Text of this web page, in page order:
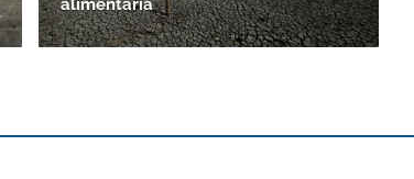
alimentaria